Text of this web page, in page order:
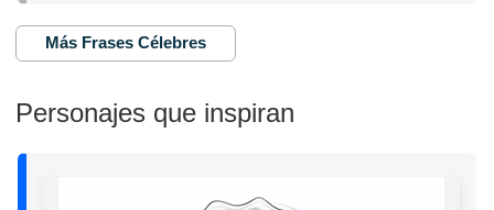
Más Frases Célebres
Personajes que inspiran